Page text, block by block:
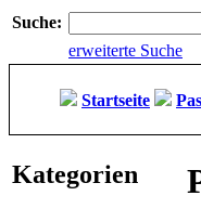
Suche:
erweiterte Suche
Startseite
Kategorien